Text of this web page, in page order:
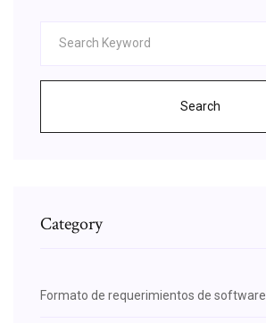
Search
Category
Formato de requerimientos de software